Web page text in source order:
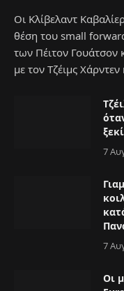
Οι Κλίβελαντ
θέση του small
των Πέιτον Γουάτσον
με τον Τζέιμς
7
7
Οι